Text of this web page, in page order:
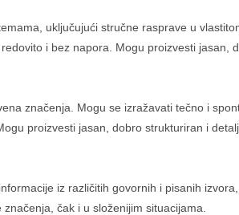
uključujući stručne rasprave u
i bez napora. Mogu proizvesti
značenja. Mogu se izražavati tečno i
proizvesti jasan, dobro strukturiran i
iz različitih govornih i pisanih
čak i u složenijim situacijama.